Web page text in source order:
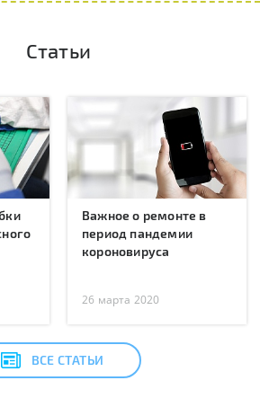
Статьи
Важное о ремонте в
период пандемии
короновируса
26 марта 2020
ВСЕ СТАТЬИ